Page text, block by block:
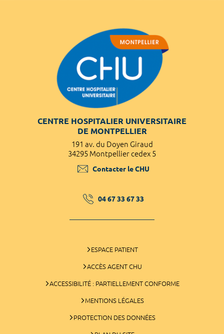
CENTRE HOSPITALIER UNIVERSITAIRE
DE MONTPELLIER
191 av. du Doyen Giraud
34295 Montpellier cedex 5
Contacter le CHU
04 67 33 67 33
ESPACE PATIENT
ACCÈS AGENT CHU
ACCESSIBILITÉ : PARTIELLEMENT CONFORME
MENTIONS LÉGALES
PROTECTION DES DONNÉES